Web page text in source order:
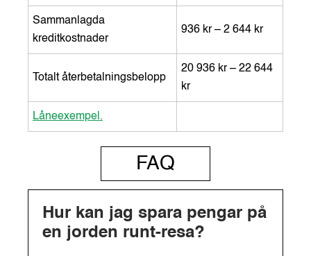
Sammanlagda
kreditkostnader
936 kr – 2 644 kr
Totalt återbetalningsbelopp
20 936 kr – 22 644
kr
Låneexempel.
FAQ
Hur kan jag spara pengar på
en jorden runt-resa?